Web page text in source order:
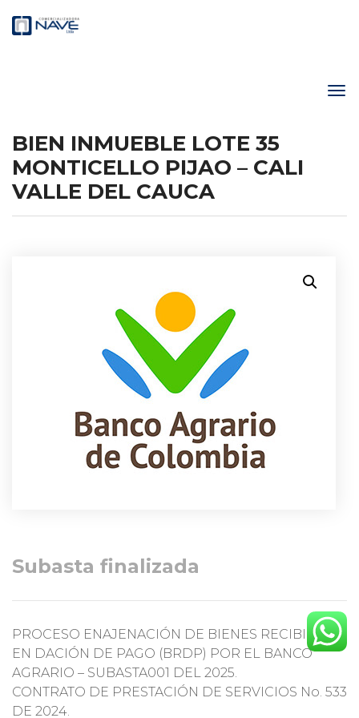
BIEN INMUEBLE LOTE 35
MONTICELLO PIJAO – CALI
VALLE DEL CAUCA
Subasta finalizada
PROCESO ENAJENACIÓN DE BIENES RECIBIDOS
EN DACIÓN DE PAGO (BRDP) POR EL BANCO
AGRARIO – SUBASTA001 DEL 2025.
CONTRATO DE PRESTACIÓN DE SERVICIOS No. 533
DE 2024.